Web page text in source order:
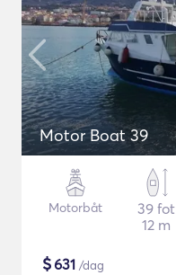
Motor Boat 39
Motorbåt
39 fot
12 m
$631 /dag